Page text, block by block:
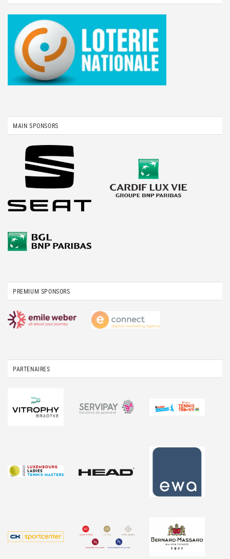
MAIN SPONSORS
PREMIUM SPONSORS
PARTENAIRES